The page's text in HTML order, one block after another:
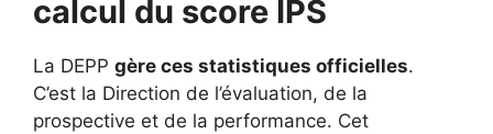
calcul du score IPS
La DEPP gère ces statistiques officielles.
C’est la Direction de l’évaluation, de la
prospective et de la performance. Cet